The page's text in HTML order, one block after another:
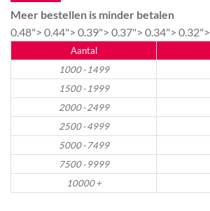
Meer bestellen is minder betalen
0.48"> 0.44"> 0.39"> 0.37"> 0.34"> 0.32">
Aantal
1000 - 1499
1500 - 1999
2000 - 2499
2500 - 4999
5000 - 7499
7500 - 9999
10000 +